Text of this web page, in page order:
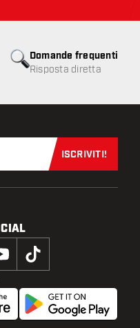
Domande frequenti
Risposta diretta
clienti non disponibile
Iscriviti
ISCRIVITI!